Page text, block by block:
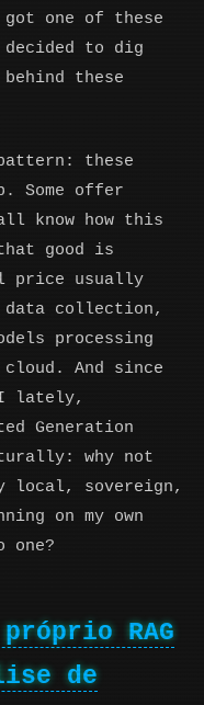
one of these
decided to dig
these
these
Some offer
know how this
that good is
price usually
data collection,
processing
cloud. And since
lately,
Generation
why not
local, sovereign,
on my own
one?
RAG
de